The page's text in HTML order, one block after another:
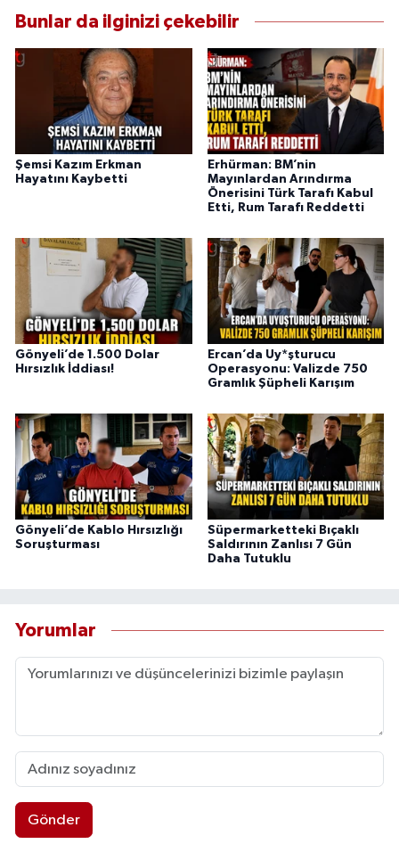
Bunlar da ilginizi çekebilir
Şemsi Kazım Erkman
Hayatını Kaybetti
Erhürman: BM’nin
Mayınlardan Arındırma
Önerisini Türk Tarafı Kabul
Etti, Rum Tarafı Reddetti
Gönyeli’de 1.500 Dolar
Hırsızlık İddiası!
Ercan’da Uy*şturucu
Operasyonu: Valizde 750
Gramlık Şüpheli Karışım
Gönyeli’de Kablo Hırsızlığı
Soruşturması
Süpermarketteki Bıçaklı
Saldırının Zanlısı 7 Gün
Daha Tutuklu
Yorumlar
Gönder